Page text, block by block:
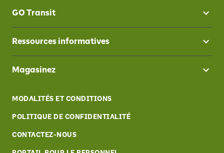
GO Transit
Ressources informatives
Magasinez
MODALITÉS ET CONDITIONS
POLITIQUE DE CONFIDENTIALITÉ
CONTACTEZ-NOUS